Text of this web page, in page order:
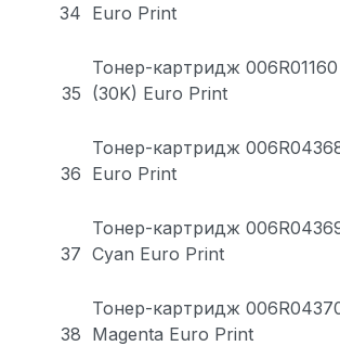
34 Euro Print
35
Тонер-картридж
(30K) Euro Print
36
Тонер-картридж
Euro Print
37
Тонер-картридж
Cyan Euro Print
38
Тонер-картридж
Magenta Euro Print